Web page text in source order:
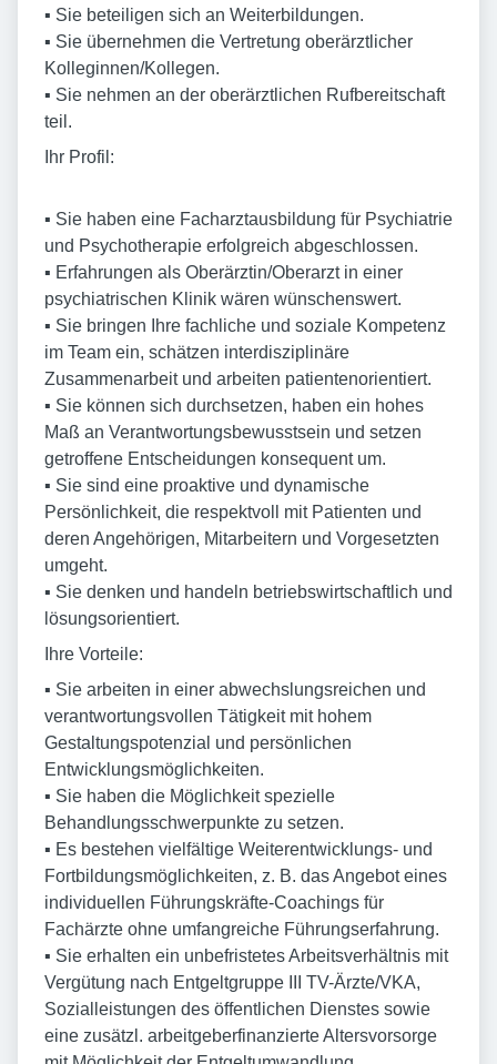
▪ Sie beteiligen sich an Weiterbildungen.
▪ Sie übernehmen die Vertretung oberärztlicher
Kolleginnen/Kollegen.
▪ Sie nehmen an der oberärztlichen Rufbereitschaft
teil.
Ihr Profil:
▪ Sie haben eine Facharztausbildung für Psychiatrie
und Psychotherapie erfolgreich abgeschlossen.
▪ Erfahrungen als Oberärztin/Oberarzt in einer
psychiatrischen Klinik wären wünschenswert.
▪ Sie bringen Ihre fachliche und soziale Kompetenz
im Team ein, schätzen interdisziplinäre
Zusammenarbeit und arbeiten patientenorientiert.
▪ Sie können sich durchsetzen, haben ein hohes
Maß an Verantwortungsbewusstsein und setzen
getroffene Entscheidungen konsequent um.
▪ Sie sind eine proaktive und dynamische
Persönlichkeit, die respektvoll mit Patienten und
deren Angehörigen, Mitarbeitern und Vorgesetzten
umgeht.
▪ Sie denken und handeln betriebswirtschaftlich und
lösungsorientiert.
Ihre Vorteile:
▪ Sie arbeiten in einer abwechslungsreichen und
verantwortungsvollen Tätigkeit mit hohem
Gestaltungspotenzial und persönlichen
Entwicklungsmöglichkeiten.
▪ Sie haben die Möglichkeit spezielle
Behandlungsschwerpunkte zu setzen.
▪ Es bestehen vielfältige Weiterentwicklungs- und
Fortbildungsmöglichkeiten, z. B. das Angebot eines
individuellen Führungskräfte-Coachings für
Fachärzte ohne umfangreiche Führungserfahrung.
▪ Sie erhalten ein unbefristetes Arbeitsverhältnis mit
Vergütung nach Entgeltgruppe III TV-Ärzte/VKA,
Sozialleistungen des öffentlichen Dienstes sowie
eine zusätzl. arbeitgeberfinanzierte Altersvorsorge